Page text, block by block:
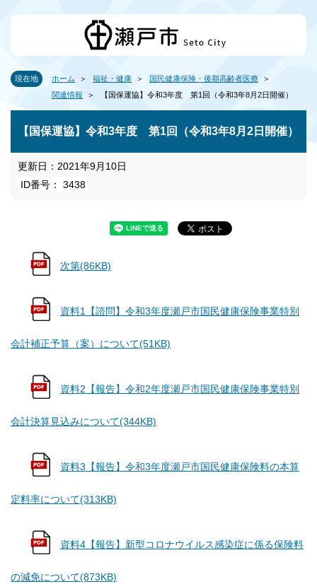
現在地 ホーム 福祉・健康
国民健康保険・後期高齢者医療
関連情報
【国保運協】令和3年度 第1回（令和3年8月2日開催）
【国保運協】令和3年度 第1回（令和3年8月2日開催）
更新日：2021年9月10日
ID番号： 3438
次第(86KB)
資料1【諮問】令和3年度瀬戸市国民健康保険事業特別
会計補正予算（案）について(51KB)
資料2【報告】令和2年度瀬戸市国民健康保険事業特別
会計決算見込みについて(344KB)
資料3【報告】令和3年度瀬戸市国民健康保険料の本算
定料率について(313KB)
資料4【報告】新型コロナウイルス感染症に係る保険料
の減免について(873KB)